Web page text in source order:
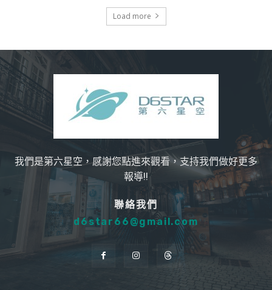
Load more
我們是第六星空，感謝您點進來觀看，支持我們做好更多
報導!!
聯絡我們
d6star66@gmail.com